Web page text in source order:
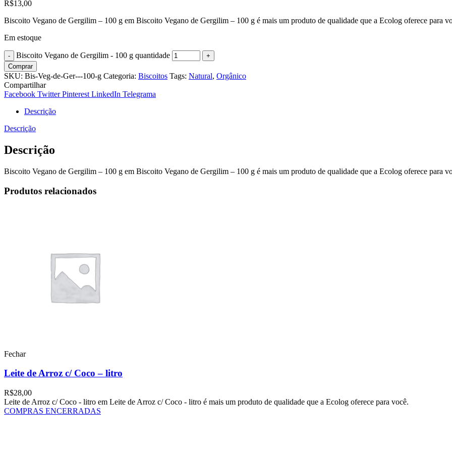
R$13,00
Biscoito Vegano de Gergilim – 100 g em Biscoito Vegano de Gergilim – 100 g é mais um produto de qualidade que a Ecolog oferece para
Em estoque
Biscoito Vegano de Gergilim - 100 g quantidade
Comprar
SKU: Bis-Veg-de-Ger---100-g Categoria: Biscoitos Tags: Natural, Orgânico
Compartilhar
Facebook Twitter Pinterest LinkedIn Telegrama
Descrição
Descrição
Descrição
Biscoito Vegano de Gergilim – 100 g em Biscoito Vegano de Gergilim – 100 g é mais um produto de qualidade que a Ecolog oferece para
Produtos relacionados
Fechar
Leite de Arroz c/ Coco – litro
R$28,00
Leite de Arroz c/ Coco - litro em Leite de Arroz c/ Coco - litro é mais um produto de qualidade que a Ecolog oferece para você.
COMPRAS ENCERRADAS